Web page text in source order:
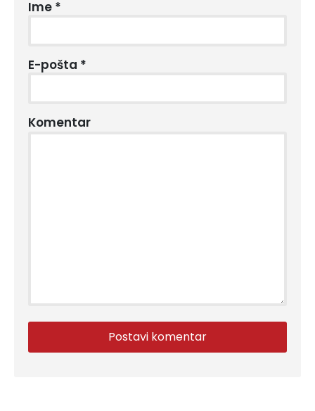
Ime *
E-pošta *
Komentar